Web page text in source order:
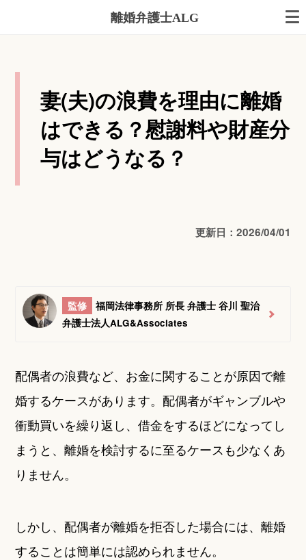
離婚弁護士ALG
妻(夫)の浪費を理由に離婚
はできる？慰謝料や財産分
与はどうなる？
更新日：2026/04/01
監修
福岡法律事務所 所長 弁護士 谷川 聖治
弁護士法人ALG&Associates
配偶者の浪費など、お金に関することが原因で離
婚するケースがあります。配偶者がギャンブルや
衝動買いを繰り返し、借金をするほどになってし
まうと、離婚を検討するに至るケースも少なくあ
りません。
しかし、配偶者が離婚を拒否した場合には、離婚
することは簡単には認められません。